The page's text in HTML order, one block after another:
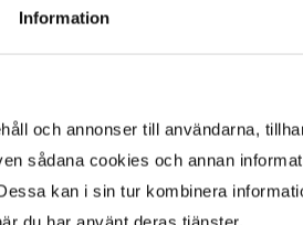
Information
och annonser till användarna,
sådana cookies och annan
kan i sin tur kombinera